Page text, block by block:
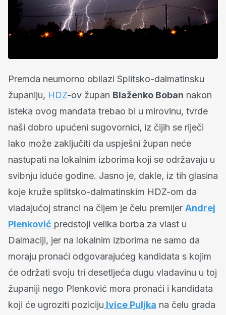
Premda neumorno obilazi Splitsko-dalmatinsku
županiju, HDZ-ov župan Blaženko Boban nakon
isteka ovog mandata trebao bi u mirovinu, tvrde
naši dobro upućeni sugovornici, iz čijih se riječi
lako može zaključiti da uspješni župan neće
nastupati na lokalnim izborima koji se održavaju u
svibnju iduće godine. Jasno je, dakle, iz tih glasina
koje kruže splitsko-dalmatinskim HDZ-om da
vladajućoj stranci na čijem je čelu premijer Andrej
Plenković predstoji velika borba za vlast u
Dalmaciji, jer na lokalnim izborima ne samo da
moraju pronaći odgovarajućeg kandidata s kojim
će održati svoju tri desetljeća dugu vladavinu u toj
županiji nego Plenković mora pronaći i kandidata
koji će ugroziti poziciju Ivice Puljka na čelu grada